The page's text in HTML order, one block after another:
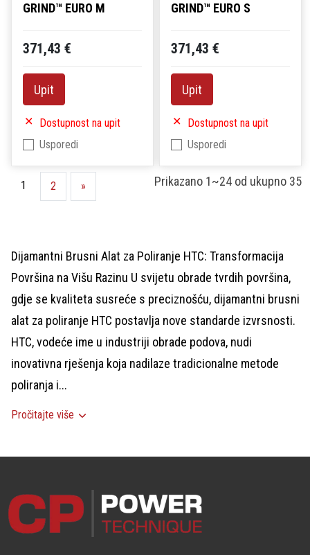
GRIND™ EURO M
371,43 €
Upit
Dostupnost na upit
Usporedi
GRIND™ EURO S
371,43 €
Upit
Dostupnost na upit
Usporedi
1 2 » Prikazano 1~24 od ukupno 35
Dijamantni Brusni Alat za Poliranje HTC: Transformacija
Površina na Višu Razinu U svijetu obrade tvrdih površina,
gdje se kvaliteta susreće s preciznošću, dijamantni brusni
alat za poliranje HTC postavlja nove standarde izvrsnosti.
HTC, vodeće ime u industriji obrade podova, nudi
inovativna rješenja koja nadilaze tradicionalne metode
poliranja i...
Pročitajte više